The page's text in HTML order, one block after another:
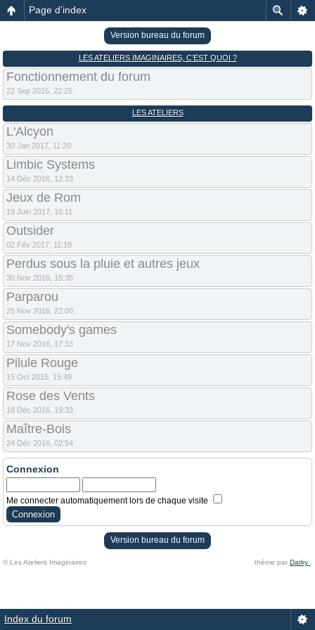
Page d’index
Version bureau du forum
LES ATELIERS IMAGINAIRES, C’EST QUOI ?
Fonctionnement du forum
22 Sep 2015, 22:25
LES ATELIERS
L'Alcyon
30 Jan 2017, 11:20
Limbic Systems
14 Déc 2016, 12:33
Jeux de Rom
19 Juin 2017, 16:11
Outsider
02 Fév 2017, 11:18
Perdus sous la pluie et autres jeux
30 Nov 2016, 15:35
Parparou
25 Nov 2016, 22:00
Somebody's games
17 Nov 2016, 17:33
Pilule Rouge
15 Oct 2015, 15:49
Rose des Vents
18 Déc 2016, 19:33
Maître-Bois
24 Déc 2016, 02:54
Connexion
Me connecter automatiquement lors de chaque visite
Version bureau du forum
© Les Ateliers Imaginaires thème par Darky
Index du forum